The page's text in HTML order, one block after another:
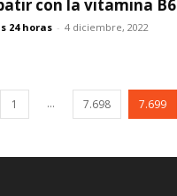
con la vitamina B6
24 horas - 4 diciembre, 2022
1 ... 7.698 7.699